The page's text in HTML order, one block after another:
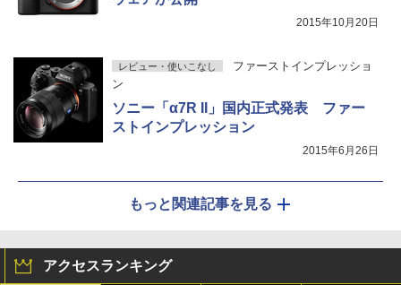
2015年10月20日
レビュー・使いこなし
ファーストインプレッショ
ン
ソニー「α7R II」国内正式発表 ファー
ストインプレッション
2015年6月26日
もっと関連記事を見る
アクセスランキング